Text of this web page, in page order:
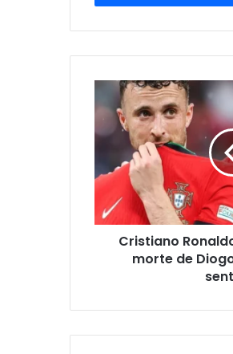
de
Cristiano
morte de